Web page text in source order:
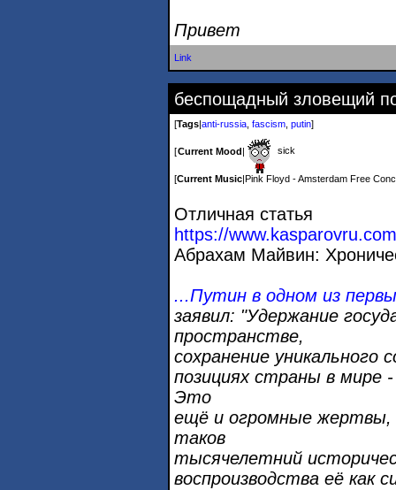
Привет
Link
беспощадный зловещий
[Tags anti-russia fascism putin]
[Current Mood sick
[Current Music Pink Floyd - Amsterdam Free
Отличная статья
https://
Абрахам Майвин:
...Путин в одном из
заявил: "Удержание
пространстве,
сохранение уникального
позициях страны в мире
Это
ещё и огромные жертвы,
таков
тысячелетний
воспроизводства её как